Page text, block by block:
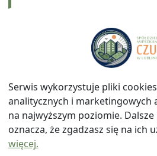
ul. Watykańska 6, 20-538
Telefon: 814641700 E-mail:
© 2026
Serwis wykorzystuje pliki
analitycznych i marketingowych
na najwyższym poziomie.
oznacza, że zgadzasz się na ich
więcej.